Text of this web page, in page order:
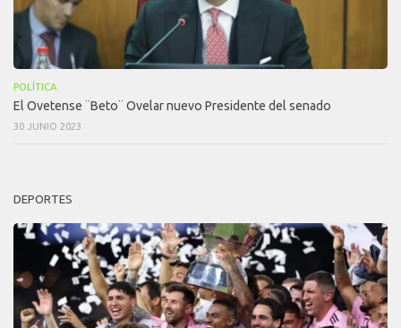
POLÍTICA
El Ovetense ¨Beto¨ Ovelar nuevo Presidente del senado
30 JUNIO 2023
DEPORTES